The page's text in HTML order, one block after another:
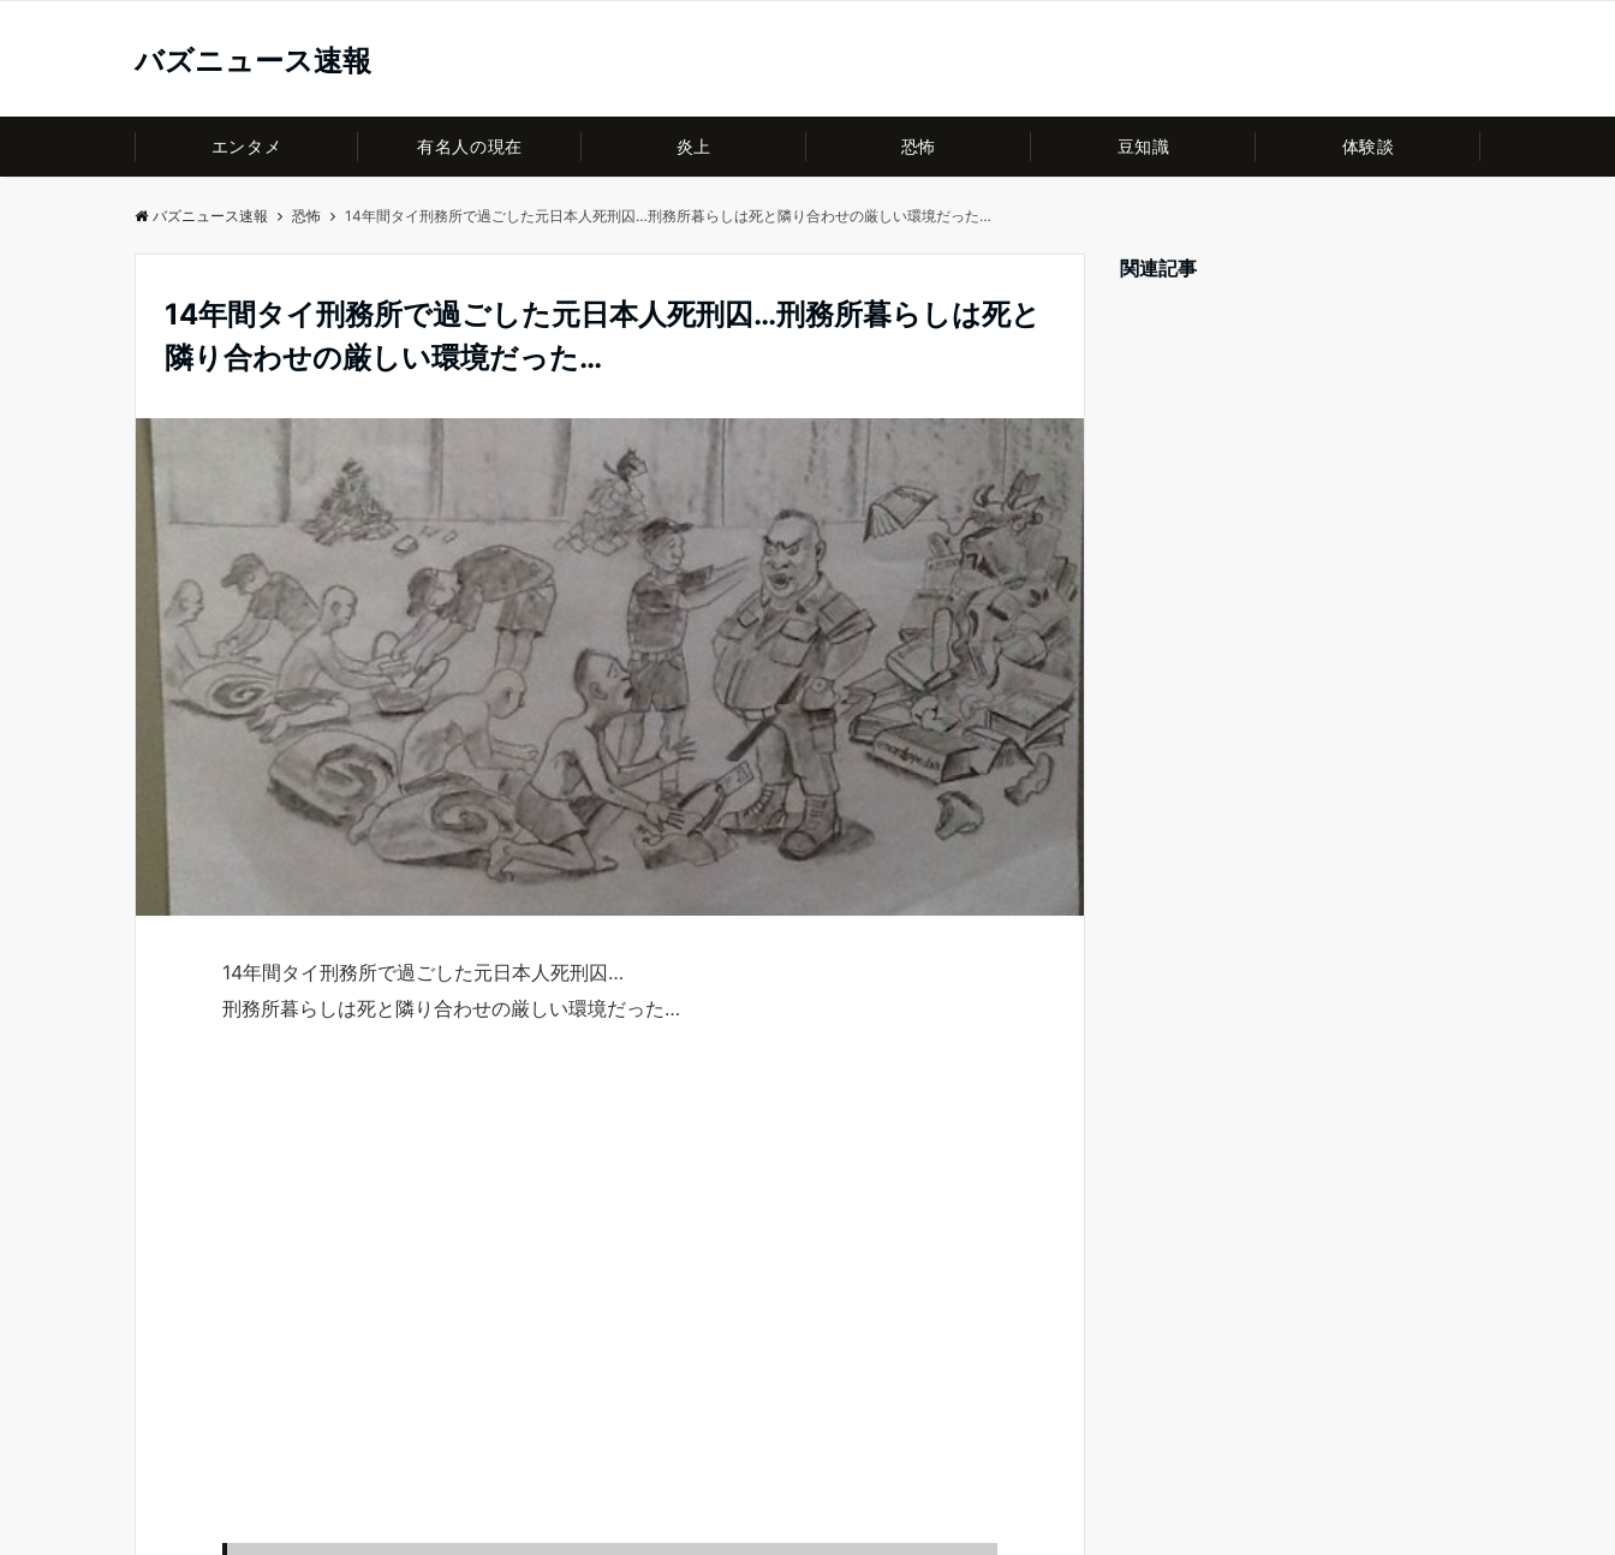
バズニュース速報
エンタメ 有名人の現在 炎上 恐怖 豆知識 体験談
バズニュース速報 恐怖 14年間タイ刑務所で過ごした元日本人死刑囚…刑務所暮らしは死と隣り合わせの厳しい環境だった…
14年間タイ刑務所で過ごした元日本人死刑囚…刑務所暮らしは死と
隣り合わせの厳しい環境だった…
14年間タイ刑務所で過ごした元日本人死刑囚…
刑務所暮らしは死と隣り合わせの厳しい環境だった…
関連記事